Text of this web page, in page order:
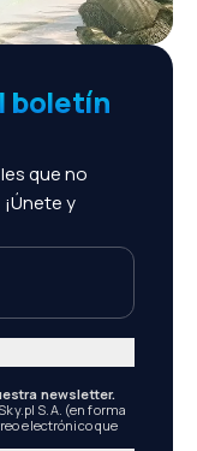
boletín
que no
y
newsletter.
S.A. (en forma
electrónico que